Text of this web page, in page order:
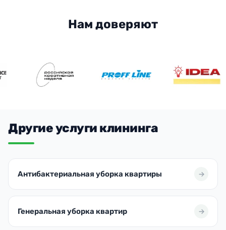
Нам доверяют
Другие услуги клининга
Антибактериальная уборка квартиры
Генеральная уборка квартир